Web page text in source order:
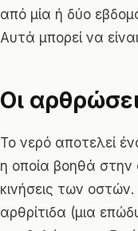
από μία ή δύο
Αυτά μπορεί να
Οι
Το νερό αποτελεί
η οποία βοηθά στην
κινήσεις των
αρθρίτιδα (μια